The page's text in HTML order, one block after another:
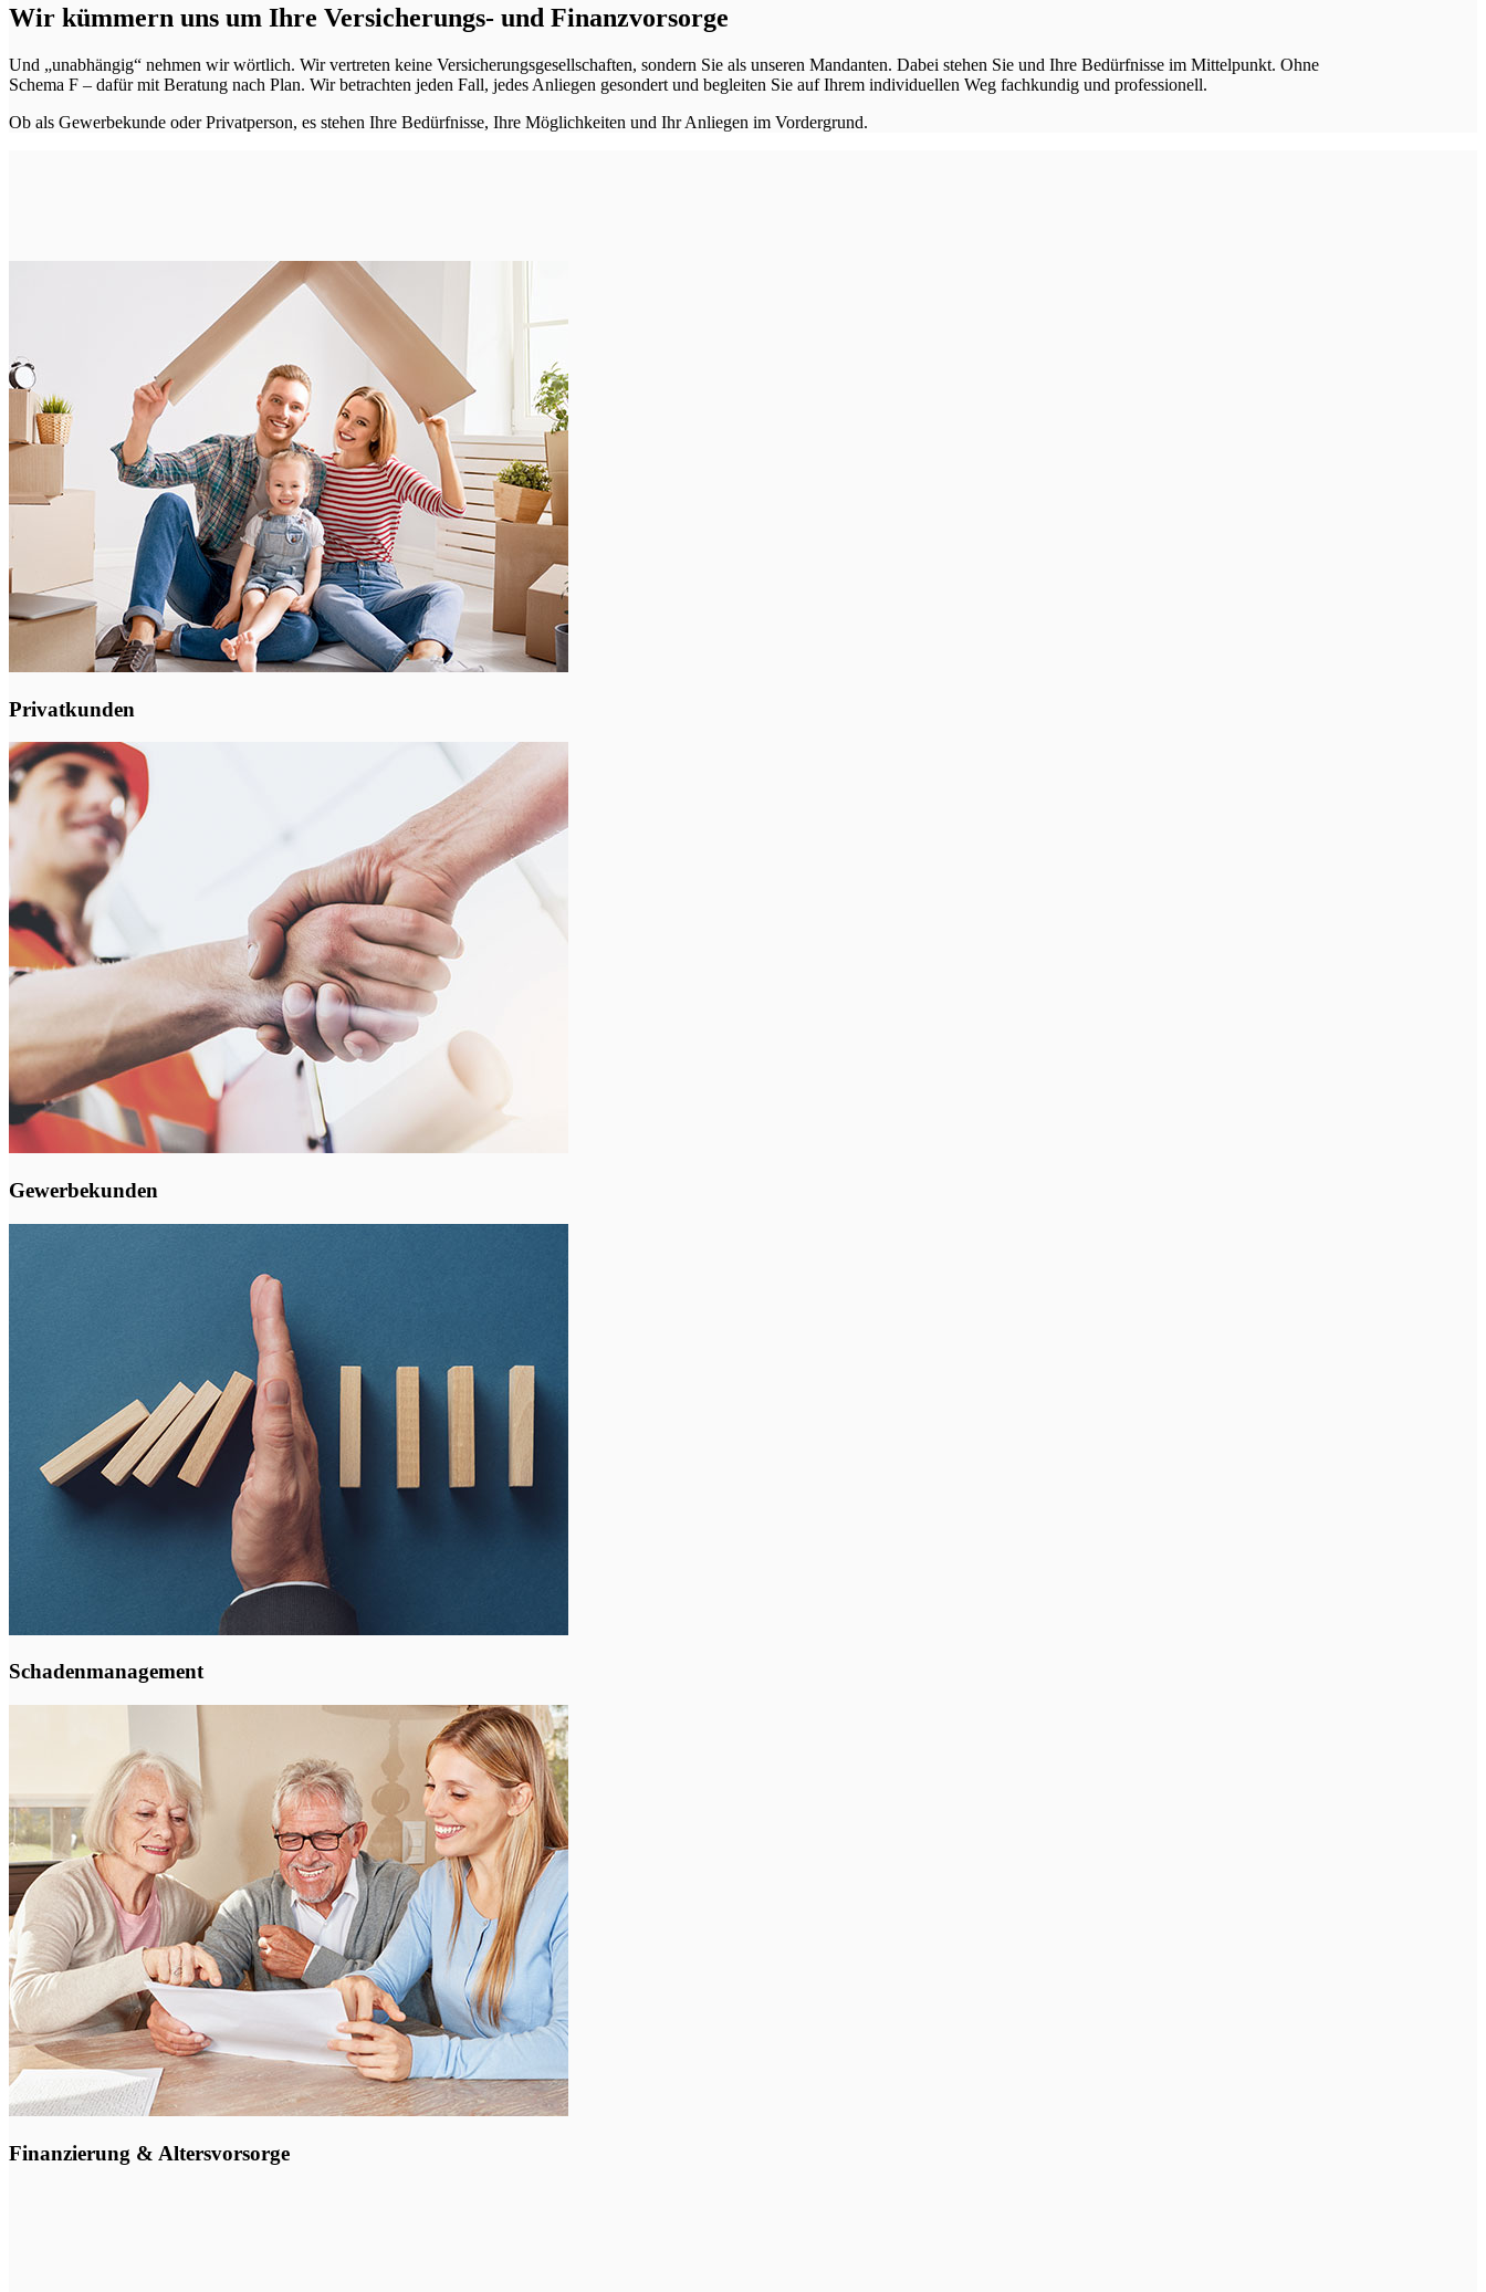
Wir kümmern uns um Ihre Versicherungs- und Finanzvorsorge
Und „unabhängig“ nehmen wir wörtlich. Wir vertreten keine Versicherungs­gesellschaften, sondern Sie als unseren Mandanten. Dabei stehen Sie und Ihre Bedürfnisse im Mittelpunkt. Ohne
Schema F – dafür mit Beratung nach Plan. Wir betrachten jeden Fall, jedes Anliegen gesondert und begleiten Sie auf Ihrem individuellen Weg fachkundig und professionell.
Ob als Gewerbekunde oder Privat­person, es stehen Ihre Bedürfnisse, Ihre Möglichkeiten und Ihr Anliegen im Vordergrund.
Privatkunden
Gewerbekunden
Schadenmanagement
Finanzierung & Altersvorsorge